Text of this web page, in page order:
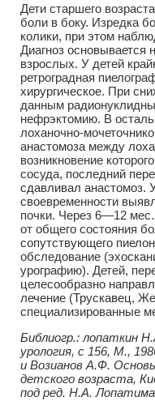
Дети старшего
боли в боку. Изредка
колики, при этом
Диагноз основывается
взрослых. У детей
ретроградная
хирургическое. При
данным
нефрэктомию. В
лоханочно-
анастомоза между
возникновение
сосуда, последний
сдавливал анастомоз.
своевременности
почки. Через 6—12
от общего состояния
сопутствующего
обследование
урографию). Детей,
целесообразно
лечение (Трускавец,
специализированные
Библиогр.: лопаткин
урология, с 156, М.,
и Возианов А.Ф.
детского возраста,
под ред. Н.А.